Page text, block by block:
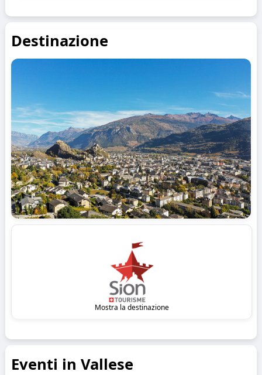
Destinazione
Mostra la destinazione
Eventi in Vallese